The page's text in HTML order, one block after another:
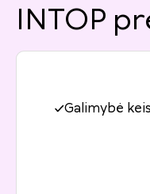
INTOP
Galimybė